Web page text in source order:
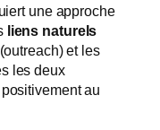
une approche
liens naturels
et les
les deux
au